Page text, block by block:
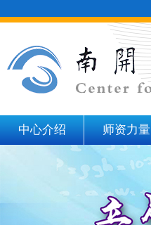
中心介绍 师资力量